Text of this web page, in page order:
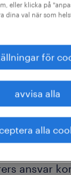
roller
till
rapport
ansvar
eller klicka på
dina val när som
för
avvisa alla
alla